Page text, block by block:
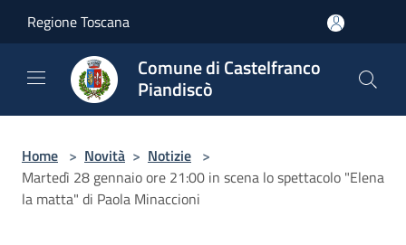
Regione Toscana
Comune di Castelfranco
Piandiscò
Home > Novità > Notizie >
Martedì 28 gennaio ore 21:00 in scena lo spettacolo "Elena
la matta" di Paola Minaccioni